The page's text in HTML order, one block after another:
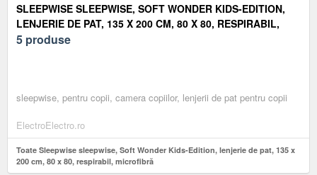
SLEEPWISE SLEEPWISE, SOFT WONDER KIDS-EDITION,
LENJERIE DE PAT, 135 X 200 CM, 80 X 80, RESPIRABIL,
MICROFIBRĂ
5 produse
sleepwise, pentru copii, camera copiilor, lenjerii de pat pentru copii
ElectroElectro.ro
Toate Sleepwise sleepwise, Soft Wonder Kids-Edition, lenjerie de pat, 135 x
200 cm, 80 x 80, respirabil, microfibră